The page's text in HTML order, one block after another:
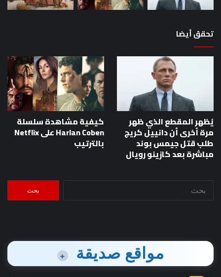
تحقق أيضا
يُظهر المقطع الذي ظهر
مرة أخرى أن دانييل كريج
طلب قتل جيمس بوند
مباشرة بعد كازينو رويال
كيفية مشاهدة سلسلة
Harlan Coben على Netflix
بالترتيب
البحث
مواقع صديقة +